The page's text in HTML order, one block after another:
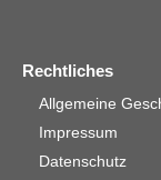
Rechtliches
Allgemeine
Impressum
Datenschutz